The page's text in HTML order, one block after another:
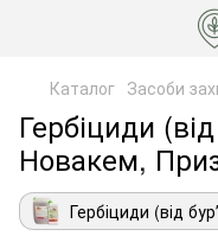
Каталог Засоби
Гербіциди
Новакем,
Гербіциди (від